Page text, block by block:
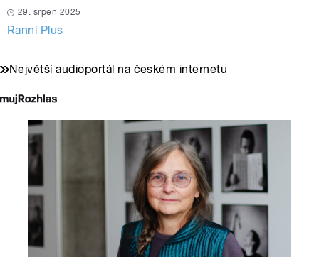
29. srpen 2025
Ranní Plus
Největší audioportál na českém internetu